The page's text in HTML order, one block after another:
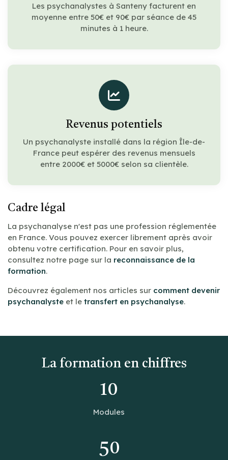
Les psychanalystes à Santeny facturent en
moyenne entre 50€ et 90€ par séance de 45
minutes à 1 heure.
Revenus potentiels
Un psychanalyste installé dans la région Île-de-
France peut espérer des revenus mensuels
entre 2000€ et 5000€ selon sa clientèle.
Cadre légal
La psychanalyse n'est pas une profession réglementée
en France. Vous pouvez exercer librement après avoir
obtenu votre certification. Pour en savoir plus,
consultez notre page sur la reconnaissance de la
formation.
Découvrez également nos articles sur comment devenir
psychanalyste et le transfert en psychanalyse.
La formation en chiffres
10
Modules
50